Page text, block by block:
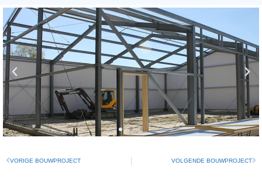
VORIGE BOUWPROJECT VOLGENDE BOUWPROJECT